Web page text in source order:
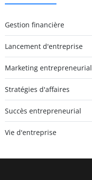
Gestion financière
Lancement d'entreprise
Marketing entrepreneurial
Stratégies d'affaires
Succès entrepreneurial
Vie d'entreprise